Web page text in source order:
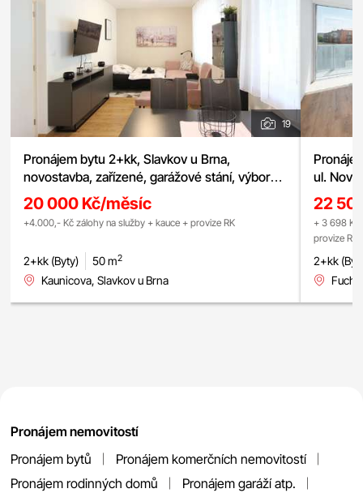
19
Pronájem bytu 2+kk, Slavkov u Brna,
novostavba, zařízené, garážové stání, výborná
dostupnost do Brna, ul. Kaunicova
20 000 Kč/měsíc
+4.000,- Kč zálohy na služby + kauce + provize RK
2+kk (Byty) 50 m2
Kaunicova, Slavkov u Brna
ul.
chytrá
lodžie,
22
+ 3 698 Kč
provize RK
2+kk
Pronájem nemovitostí
Pronájem bytů
Pronájem komerčních nemovitostí
Pronájem rodinných domů
Pronájem garáží atp.